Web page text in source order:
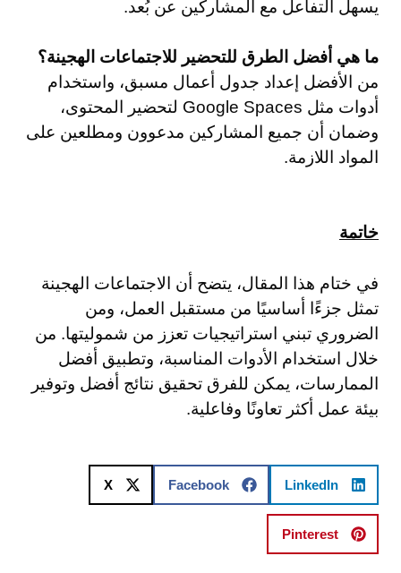
يسهل التفاعل مع المشاركين عن بُعد.
ما هي أفضل الطرق للتحضير للاجتماعات الهجينة؟
من الأفضل إعداد جدول أعمال مسبق، واستخدام
أدوات مثل Google Spaces لتحضير المحتوى،
وضمان أن جميع المشاركين مدعوون ومطلعين على
المواد اللازمة.
خاتمة
في ختام هذا المقال، يتضح أن الاجتماعات الهجينة
تمثل جزءًا أساسيًا من مستقبل العمل، ومن
الضروري تبني استراتيجيات تعزز من شموليتها. من
خلال استخدام الأدوات المناسبة، وتطبيق أفضل
الممارسات، يمكن للفرق تحقيق نتائج أفضل وتوفير
بيئة عمل أكثر تعاونًا وفاعلية.
LinkedIn
Facebook
X
Pinterest